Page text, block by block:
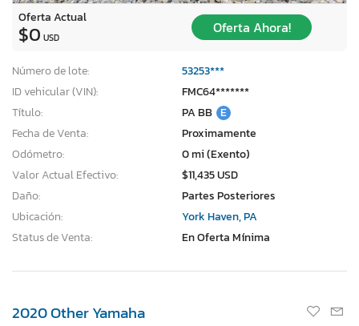
Oferta Actual
$0 USD
Oferta Ahora!
Número de lote:
53253***
ID vehicular (VIN):
FMC64*******
Título:
PA BB E
Fecha de Venta:
Proximamente
Odómetro:
0 mi (Exento)
Valor Actual Efectivo:
$11,435 USD
Daño:
Partes Posteriores
Ubicación:
York Haven, PA
Status de Venta:
En Oferta Mínima
2020 Other Yamaha